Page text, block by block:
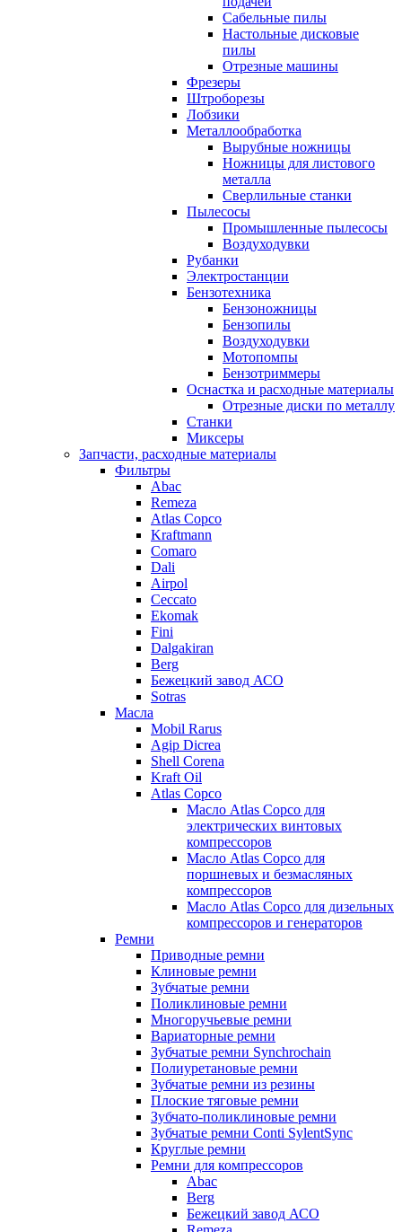
Сабельные пилы
Настольные дисковые
пилы
Отрезные машины
Фрезеры
Штроборезы
Лобзики
Металлообработка
Вырубные ножницы
Ножницы для листового
металла
Сверлильные станки
Пылесосы
Промышленные пылесосы
Воздуходувки
Рубанки
Электростанции
Бензотехника
Бензоножницы
Бензопилы
Воздуходувки
Мотопомпы
Бензотриммеры
Оснастка и расходные материалы
Отрезные диски по металлу
Станки
Миксеры
Запчасти, расходные материалы
Фильтры
Abac
Remeza
Atlas Copco
Kraftmann
Comaro
Dali
Airpol
Ceccato
Ekomak
Fini
Dalgakiran
Berg
Бежецкий завод АСО
Sotras
Масла
Mobil Rarus
Agip Dicrea
Shell Corena
Kraft Oil
Atlas Copco
Масло Atlas Copco для
электрических винтовых
компрессоров
Масло Atlas Copco для
поршневых и безмасляных
компрессоров
Масло Atlas Copco для дизельных
компрессоров и генераторов
Ремни
Приводные ремни
Клиновые ремни
Зубчатые ремни
Поликлиновые ремни
Многоручьевые ремни
Вариаторные ремни
Зубчатые ремни Synchrochain
Полиуретановые ремни
Зубчатые ремни из резины
Плоские тяговые ремни
Зубчато-поликлиновые ремни
Зубчатые ремни Conti SylentSync
Круглые ремни
Ремни для компрессоров
Abac
Berg
Бежецкий завод АСО